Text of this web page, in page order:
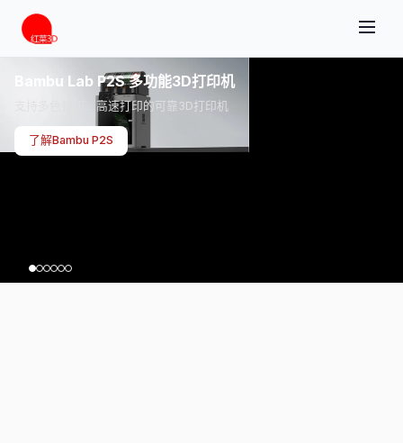
Bambu Lab P2S 多功能3D打印机
支持多色打印、高速打印的可靠3D打印机
了解Bambu P2S